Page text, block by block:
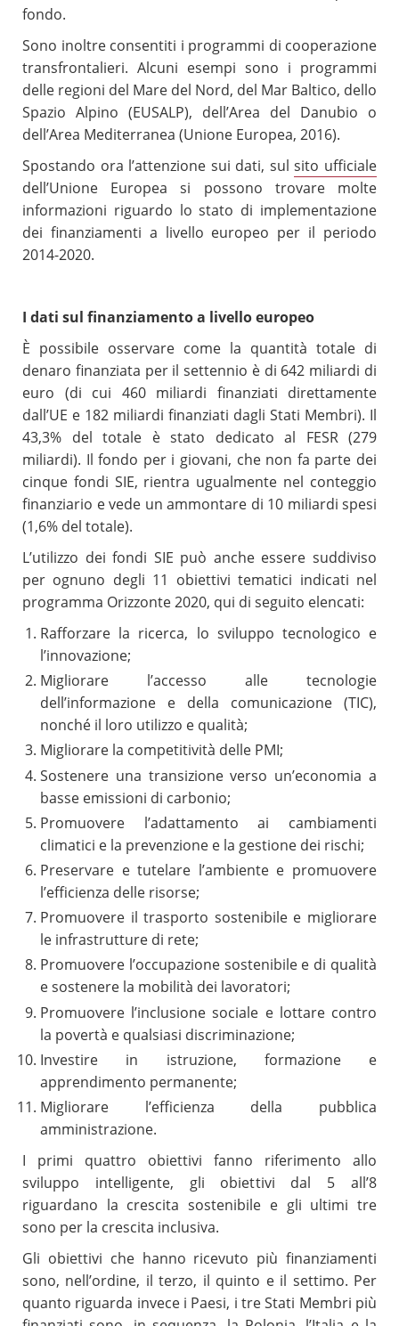
fondo.
Sono inoltre consentiti i programmi di cooperazione
transfrontalieri. Alcuni esempi sono i programmi
delle regioni del Mare del Nord, del Mar Baltico, dello
Spazio Alpino (EUSALP), dell’Area del Danubio o
dell’Area Mediterranea (Unione Europea, 2016).
Spostando ora l’attenzione sui dati, sulsito ufficiale
dell’Unione Europea si possono trovare molte
informazioni riguardo lo stato di implementazione
dei finanziamenti a livello europeo per il periodo
2014-2020.
I dati sul finanziamento a livello europeo
È possibile osservare come la quantità totale di
denaro finanziata per il settennio è di 642 miliardi di
euro (di cui 460 miliardi finanziati direttamente
dall’UE e 182 miliardi finanziati dagli Stati Membri). Il
43,3% del totale è stato dedicato al FESR (279
miliardi). Il fondo per i giovani, che non fa parte dei
cinque fondi SIE, rientra ugualmente nel conteggio
finanziario e vede un ammontare di 10 miliardi spesi
(1,6% del totale).
L’utilizzo dei fondi SIE può anche essere suddiviso
per ognuno degli 11 obiettivi tematici indicati nel
programma Orizzonte 2020, qui di seguito elencati:
Rafforzare la ricerca, lo sviluppo tecnologico e
l’innovazione;
Migliorare l’accesso alle tecnologie
dell’informazione e della comunicazione (TIC),
nonché il loro utilizzo e qualità;
Migliorare la competitività delle PMI;
Sostenere una transizione verso un’economia a
basse emissioni di carbonio;
Promuovere l’adattamento ai cambiamenti
climatici e la prevenzione e la gestione dei rischi;
Preservare e tutelare l’ambiente e promuovere
l’efficienza delle risorse;
Promuovere il trasporto sostenibile e migliorare
le infrastrutture di rete;
Promuovere l’occupazione sostenibile e di qualità
e sostenere la mobilità dei lavoratori;
Promuovere l’inclusione sociale e lottare contro
la povertà e qualsiasi discriminazione;
Investire in istruzione, formazione e
apprendimento permanente;
Migliorare l’efficienza della pubblica
amministrazione.
I primi quattro obiettivi fanno riferimento allo
sviluppo intelligente, gli obiettivi dal 5 all’8
riguardano la crescita sostenibile e gli ultimi tre
sono per la crescita inclusiva.
Gli obiettivi che hanno ricevuto più finanziamenti
sono, nell’ordine, il terzo, il quinto e il settimo. Per
quanto riguarda invece i Paesi, i tre Stati Membri più